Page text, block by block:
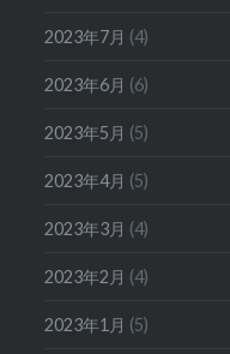
2023年7月 (4)
2023年6月 (6)
2023年5月 (5)
2023年4月 (5)
2023年3月 (4)
2023年2月 (4)
2023年1月 (5)